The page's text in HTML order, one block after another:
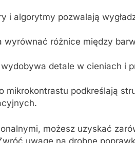
i algorytmy pozwalają
wyrównać różnice między
detale w cieniach i
mikrokontrastu podkreślają
możesz uzyskać
uwagę na drobne